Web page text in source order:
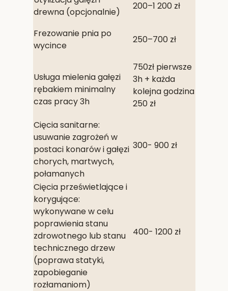
drewna (opcjonalnie)
200–1 200 zł
Frezowanie pnia po
wycince
250–700 zł
Usługa mielenia gałęzi
rębakiem minimalny
czas pracy 3h
750zł pierwsze
3h + każda
kolejna godzina
250 zł
Cięcia sanitarne:
usuwanie zagrożeń w
postaci konarów i gałęzi
chorych, martwych,
połamanych
300- 900 zł
Cięcia prześwietlające i
korygujące:
wykonywane w celu
poprawienia stanu
zdrowotnego lub stanu
technicznego drzew
(poprawa statyki,
zapobieganie
rozłamaniom)
400- 1200 zł